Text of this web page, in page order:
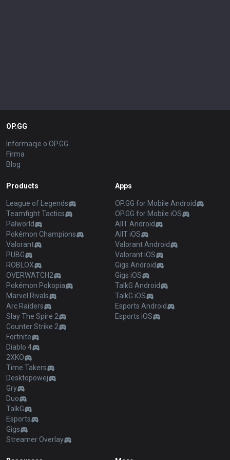
OP.GG
Informacje o OP.GG
Firma
Blog
Products
League of Legends
Teamfight Tactics
Palworld
Pokémon Champions
Valorant
PUBG
ROBLOX
OVERWATCH2
Pokémon Pokopia
Marvel Rivals
Arc Raiders
Slay The Spire 2
Counter Strike 2
Fortnite
Diablo 4
2XKO
Time Takers
Desktopowej
Gry
Duo
TalkG
Esports
Gigs
Streamer Overlay
Apps
OP.GG for Mobile Android
OP.GG for Mobile iOS
AllT Android
AllT iOS
Valorant Android
Valorant iOS
Gigs Android
Gigs iOS
TalkG Android
TalkG iOS
Esports Android
Esports iOS